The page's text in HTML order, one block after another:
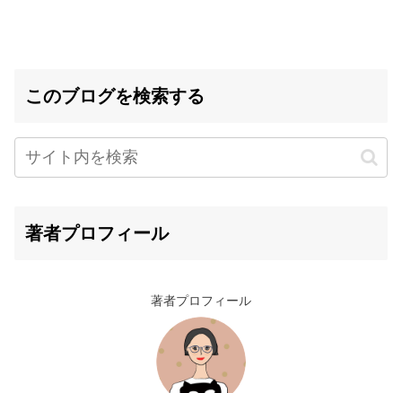
このブログを検索する
著者プロフィール
著者プロフィール